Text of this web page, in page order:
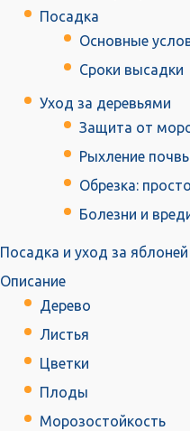
Посадка
Основные
Сроки высадки
Уход за деревьями
Защита от
Рыхление
Обрезка:
Болезни и
Посадка и уход за яблоней
Описание
Дерево
Листья
Цветки
Плоды
Морозостойкость